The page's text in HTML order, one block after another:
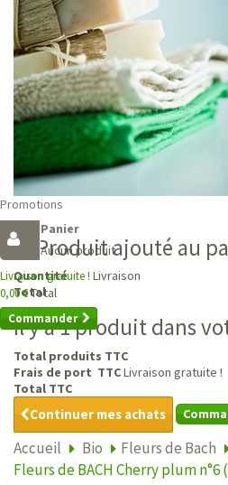
Promotions
Panier
Aucun produit
Livraison gratuite ! Livraison
0,00 €Total
Commander
Produit ajouté au
Quantité
Total
Il y a 1 produit dans
Total produits TTC
Frais de port TTCLivraison gratuite !
Total TTC
Continuer mes achats
Accueil Bio Fleurs de Bach
Fleurs de BACH Cherry plum